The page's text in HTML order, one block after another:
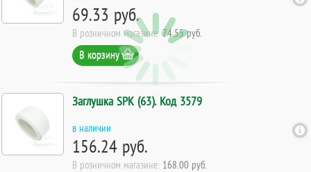
69.33 руб.
В розничном магазине:74.55 руб.
В корзину
Заглушка SPK (63). Код 3579
в наличии
156.24 руб.
В розничном магазине: 168.00 руб.